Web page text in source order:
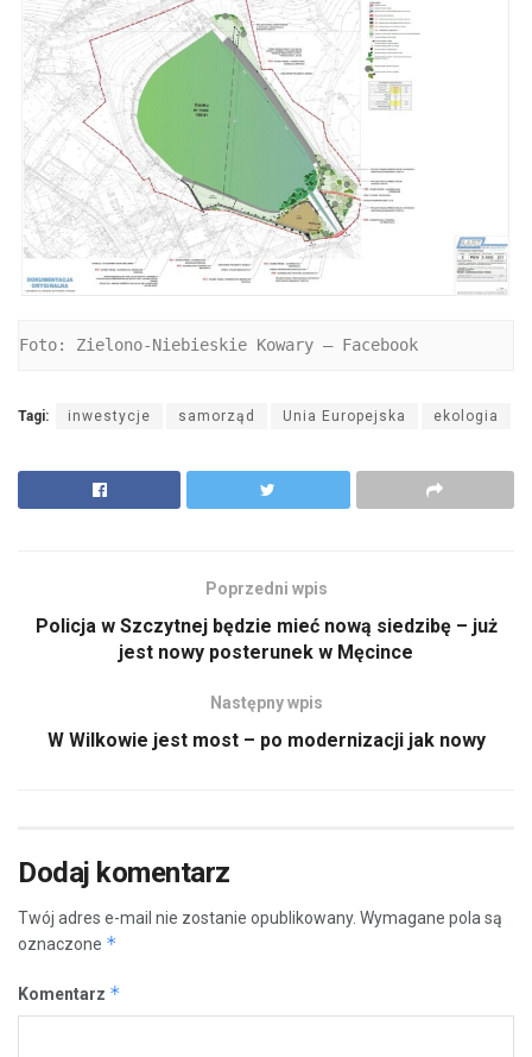
Foto: Zielono-Niebieskie Kowary – Facebook
Tagi: inwestycje samorząd Unia Europejska ekologia
Poprzedni wpis
Policja w Szczytnej będzie mieć nową siedzibę – już
jest nowy posterunek w Męcince
Następny wpis
W Wilkowie jest most – po modernizacji jak nowy
Dodaj komentarz
Twój adres e-mail nie zostanie opublikowany. Wymagane pola są
oznaczone *
Komentarz *